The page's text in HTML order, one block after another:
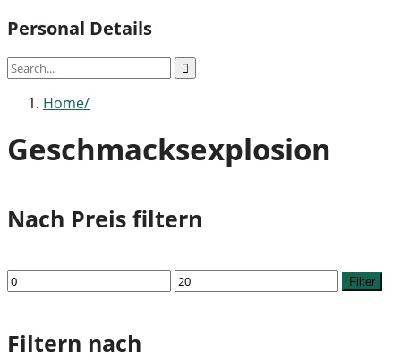
Personal Details
Home
Geschmacksexplosion
Nach Preis filtern
Min.
Preis
Max.
Preis
Filter
Filtern nach